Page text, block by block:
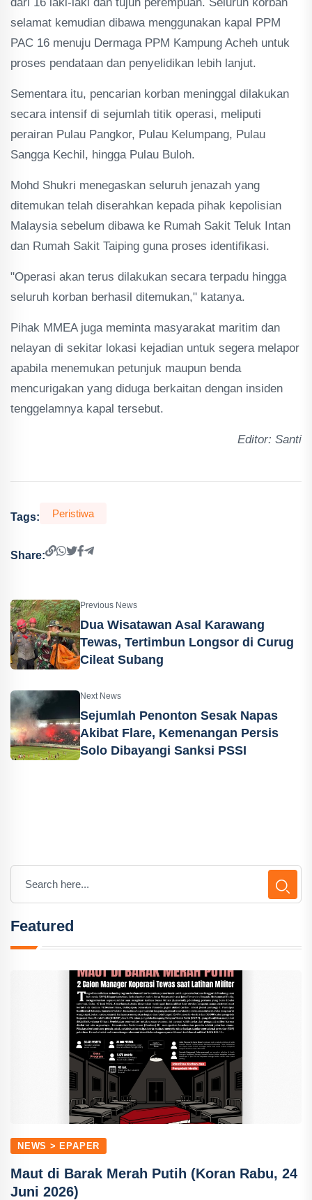
selamat kemudian dibawa menggunakan kapal PPM
PAC 16 menuju Dermaga PPM Kampung Acheh untuk
proses pendataan dan penyelidikan lebih lanjut.
Sementara itu, pencarian korban meninggal dilakukan
secara intensif di sejumlah titik operasi, meliputi
perairan Pulau Pangkor, Pulau Kelumpang, Pulau
Sangga Kechil, hingga Pulau Buloh.
Mohd Shukri menegaskan seluruh jenazah yang
ditemukan telah diserahkan kepada pihak kepolisian
Malaysia sebelum dibawa ke Rumah Sakit Teluk Intan
dan Rumah Sakit Taiping guna proses identifikasi.
"Operasi akan terus dilakukan secara terpadu hingga
seluruh korban berhasil ditemukan," katanya.
Pihak MMEA juga meminta masyarakat maritim dan
nelayan di sekitar lokasi kejadian untuk segera melapor
apabila menemukan petunjuk maupun benda
mencurigakan yang diduga berkaitan dengan insiden
tenggelamnya kapal tersebut.
Editor: Santi
Tags: Peristiwa
Share:
Previous News
Dua Wisatawan Asal Karawang
Tewas, Tertimbun Longsor di Curug
Cileat Subang
Next News
Sejumlah Penonton Sesak Napas
Akibat Flare, Kemenangan Persis
Solo Dibayangi Sanksi PSSI
Featured
NEWS > EPAPER
Maut di Barak Merah Putih (Koran Rabu, 24
Juni 2026)